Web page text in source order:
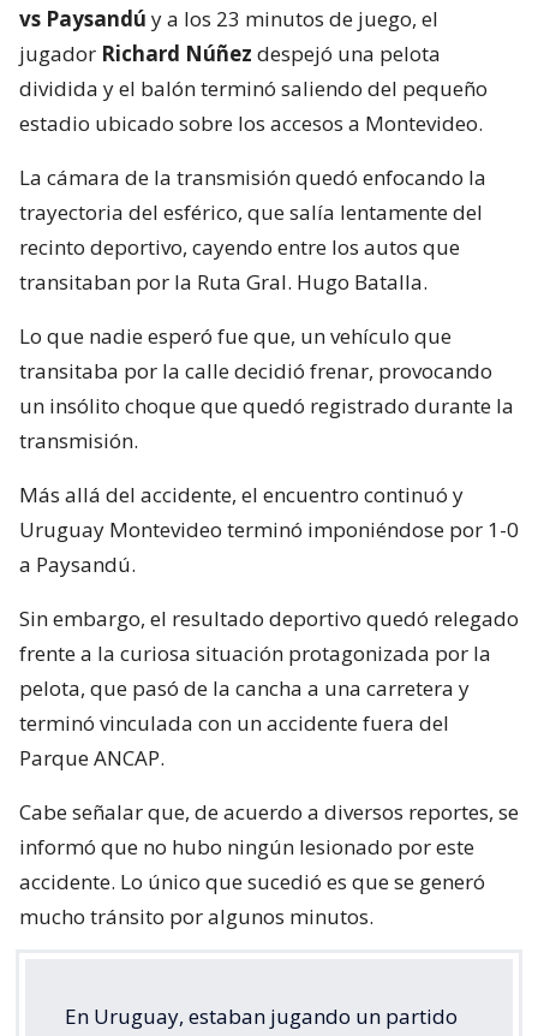
vs Paysandú y a los 23 minutos de juego, el
jugador Richard Núñez despejó una pelota
dividida y el balón terminó saliendo del pequeño
estadio ubicado sobre los accesos a Montevideo.
La cámara de la transmisión quedó enfocando la
trayectoria del esférico, que salía lentamente del
recinto deportivo, cayendo entre los autos que
transitaban por la Ruta Gral. Hugo Batalla.
Lo que nadie esperó fue que, un vehículo que
transitaba por la calle decidió frenar, provocando
un insólito choque que quedó registrado durante la
transmisión.
Más allá del accidente, el encuentro continuó y
Uruguay Montevideo terminó imponiéndose por 1-0
a Paysandú.
Sin embargo, el resultado deportivo quedó relegado
frente a la curiosa situación protagonizada por la
pelota, que pasó de la cancha a una carretera y
terminó vinculada con un accidente fuera del
Parque ANCAP.
Cabe señalar que, de acuerdo a diversos reportes, se
informó que no hubo ningún lesionado por este
accidente. Lo único que sucedió es que se generó
mucho tránsito por algunos minutos.
En Uruguay, estaban jugando un partido